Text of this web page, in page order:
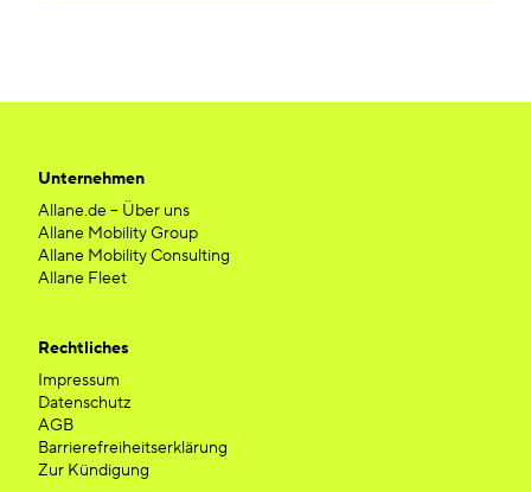
Unternehmen
Allane.de – Über uns
Allane Mobility Group
Allane Mobility Consulting
Allane Fleet
Rechtliches
Impressum
Datenschutz
AGB
Barrierefreiheitserklärung
Zur Kündigung